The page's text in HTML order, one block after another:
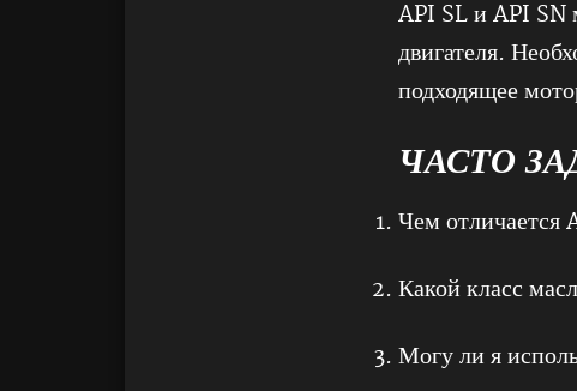
API SL и API SN
двигателя.
подходящее
ЧАСТО
Чем отличается
Какой класс
Могу ли я